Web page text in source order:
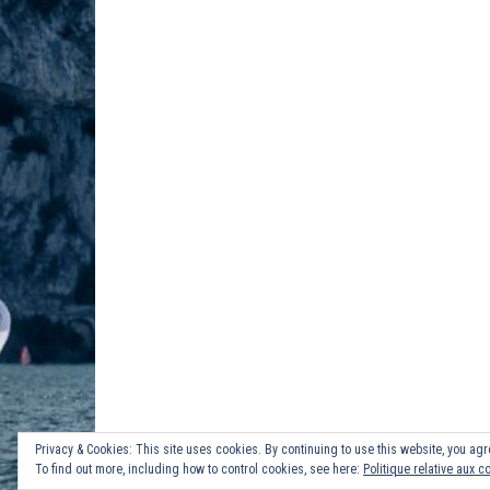
Privacy & Cookies: This site uses cookies. By continuing to use this website, you
To find out more, including how to control cookies, see here: Politique relative aux